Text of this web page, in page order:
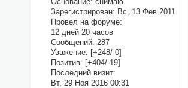
Зарегистрирован: Вс, 13 Фев 2011
Провел на форуме:
12 дней 20 часов
Сообщений: 287
Уважение: [+248/-0]
Позитив: [+404/-19]
Последний визит:
Вт, 29 Ноя 2016 00:31